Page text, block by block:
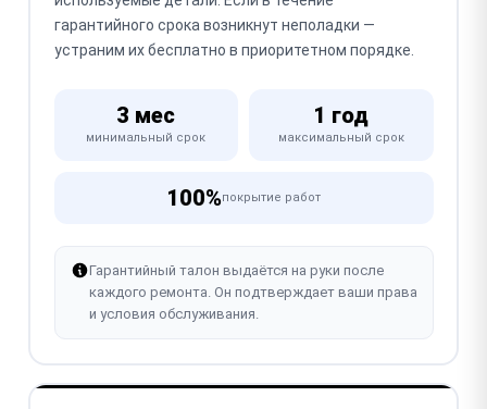
гарантийного срока возникнут неполадки —
устраним их бесплатно в приоритетном порядке.
3 мес
минимальный срок
1 год
максимальный срок
100%покрытие работ
Гарантийный талон выдаётся на руки после
каждого ремонта. Он подтверждает ваши права
и условия обслуживания.